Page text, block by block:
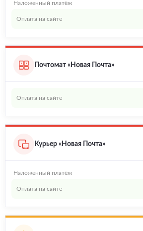
Наложенный платёж
Оплата на сайте
Почтомат «Новая Почта»
Оплата на сайте
Курьер «Новая Почта»
Наложенный платёж
Оплата на сайте